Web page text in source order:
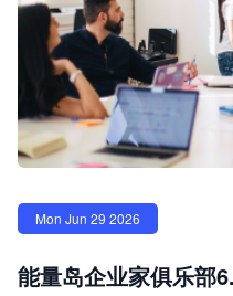
Mon Jun 29 2026
能量岛企业家俱乐部